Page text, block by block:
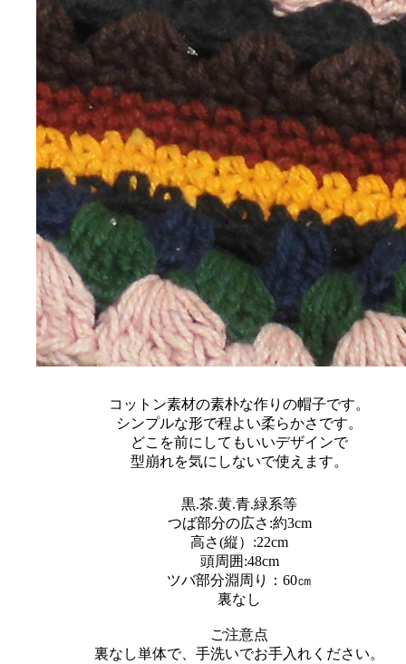
コットン素材の素朴な作りの帽子です。
シンプルな形で程よい柔らかさです。
どこを前にしてもいいデザインで
型崩れを気にしないで使えます。
黒.茶.黄.青.緑系等
つば部分の広さ:約3cm
高さ(縦）:22cm
頭周囲:48cm
ツバ部分淵周り：60㎝
裏なし
ご注意点
裏なし単体で、手洗いでお手入れください。